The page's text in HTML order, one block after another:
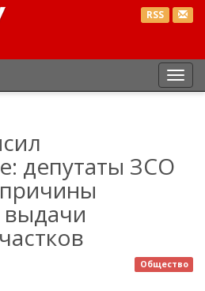
RSS
депутаты ЗСО
Общество